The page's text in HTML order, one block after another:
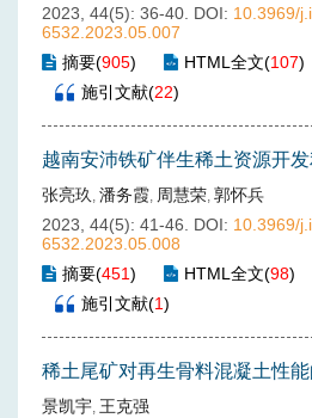
2023, 44(5): 36-40. DOI: 10.3969/
6532.2023.05.007
摘要(905) HTML全文(107)
施引文献(22)
越南安沛铁矿伴生稀土资源开发
张亮玖 , 潘务霞, 周慧荣, 郭怀兵
2023, 44(5): 41-46.
DOI: 10.3969/
6532.2023.05.008
摘要(451) HTML全文(98)
施引文献(1)
稀土尾矿对再生骨料混凝土性
景凯宇, 王克强